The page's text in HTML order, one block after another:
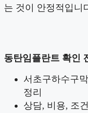
는 것이 안정적입니
동탄임플란트 확인
서초구하수구
정리
상담, 비용, 조